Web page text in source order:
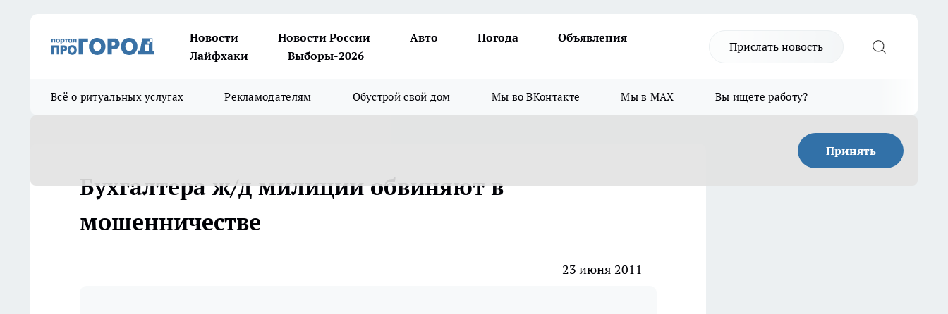
Новости Новости России Авто Погода
Объявления
Лайфхаки
Выборы-2026
Прислать новость
Всё о ритуальных услугах Рекламодателям Обустрой свой дом Мы во ВКонтакте Мы в MAX Вы ищете работу?
Принять
Бухгалтера ж/д милиции обвиняют в
мошенничестве
23 июня 2011